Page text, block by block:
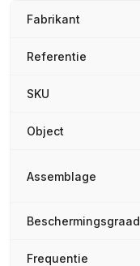
Fabrikant
Referentie
SKU
Object
Assemblage
Beschermingsgraad
Frequentie